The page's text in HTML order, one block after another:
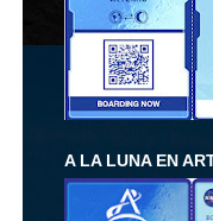
A LA LUNA EN